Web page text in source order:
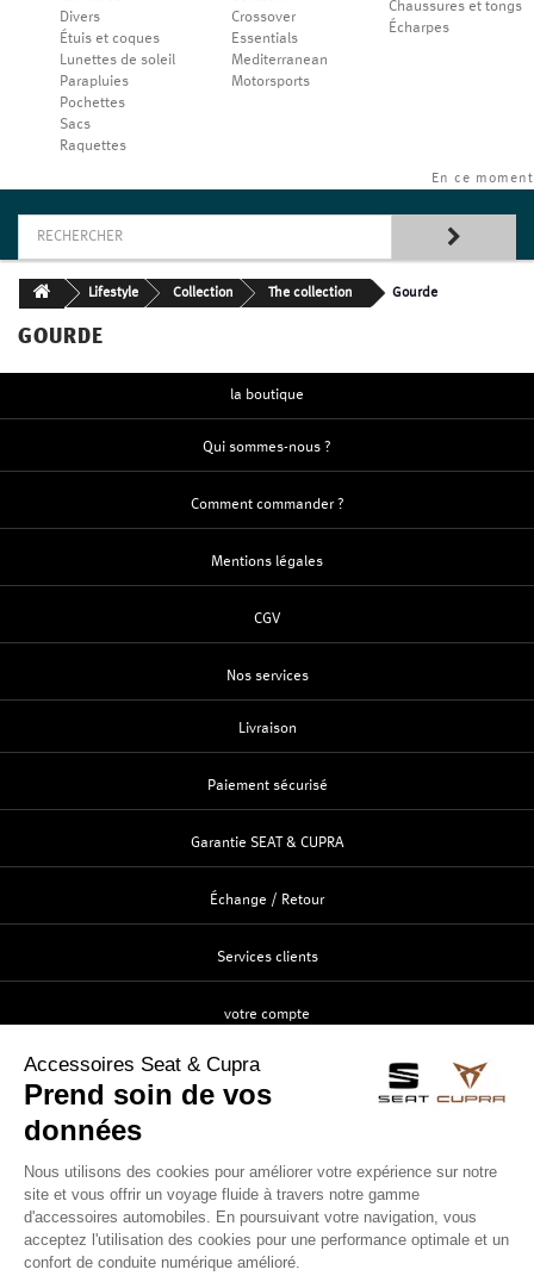
Divers
Étuis et coques
Lunettes de soleil
Parapluies
Pochettes
Sacs
Raquettes
Crossover
Essentials
Mediterranean
Motorsports
Chaussures et tongs
Écharpes
En ce moment
Lifestyle Collection The collection Gourde
GOURDE
la boutique
Qui sommes-nous ?
Comment commander ?
Mentions légales
CGV
Nos services
Livraison
Paiement sécurisé
Garantie SEAT & CUPRA
Échange / Retour
Services clients
votre compte
Création
Suivi de commande
Contactez-nous